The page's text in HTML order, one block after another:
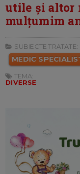
utile și altor
mulțumim
SUBIECTE TRATATE:
MEDIC
TEMA:
DIVERSE